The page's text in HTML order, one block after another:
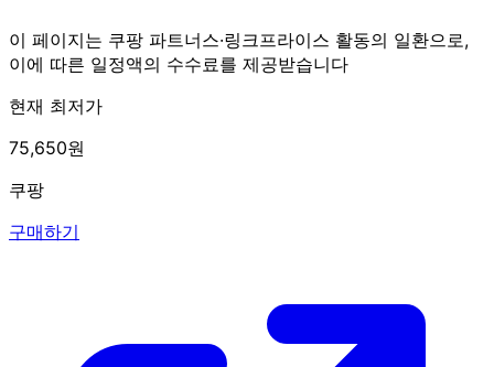
이 페이지는 쿠팡 파트너스·링크프라이스 활동의 일환으로,
이에 따른 일정액의 수수료를 제공받습니다
현재 최저가
75,650원
쿠팡
구매하기